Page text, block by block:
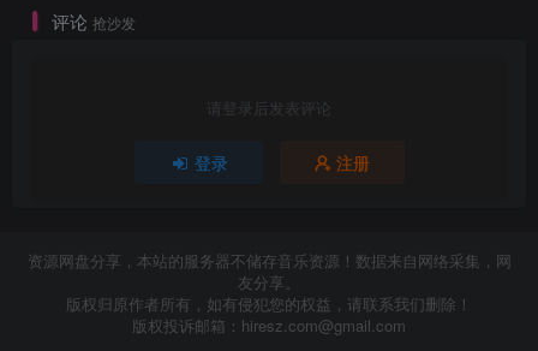
评论 抢沙发
请登录后发表评论
登录 注册
资源网盘分享，本站的服务器不储存音乐资源！数据来自网络采集，网
友分享。
版权归原作者所有，如有侵犯您的权益，请联系我们删除！
版权投诉邮箱： hiresz.com@gmail.com